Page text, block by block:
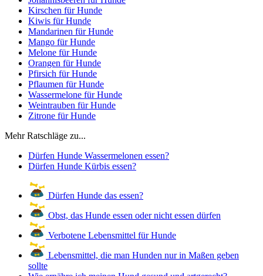
Kirschen für Hunde
Kiwis für Hunde
Mandarinen für Hunde
Mango für Hunde
Melone für Hunde
Orangen für Hunde
Pfirsich für Hunde
Pflaumen für Hunde
Wassermelone für Hunde
Weintrauben für Hunde
Zitrone für Hunde
Mehr Ratschläge zu...
Dürfen Hunde Wassermelonen essen?
Dürfen Hunde Kürbis essen?
Dürfen Hunde das essen?
Obst, das Hunde essen oder nicht essen dürfen
Verbotene Lebensmittel für Hunde
Lebensmittel, die man Hunden nur in Maßen geben
sollte